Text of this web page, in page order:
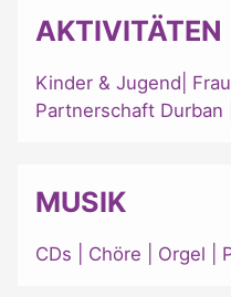
AKTIVITÄTEN
Kinder & Jugend
Partnerschaft Durban
MUSIK
CDs Chöre Orgel